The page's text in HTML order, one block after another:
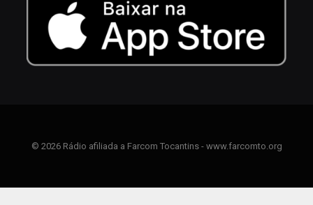
© 2026 Rádio afiliada a Farcom Tocantins - www.farcomto.org